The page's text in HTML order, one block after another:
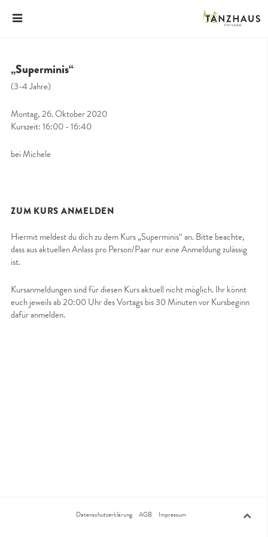
„Superminis“
(3-4 Jahre)
Montag, 26. Oktober 2020
Kurszeit: 16:00 - 16:40
bei Michele
ZUM KURS ANMELDEN
Hiermit meldest du dich zu dem Kurs „Superminis“ an. Bitte beachte,
dass aus aktuellen Anlass pro Person/Paar nur eine Anmeldung zulässig
ist.
Kursanmeldungen sind für diesen Kurs aktuell nicht möglich. Ihr könnt
euch jeweils ab 20:00 Uhr des Vortags bis 30 Minuten vor Kursbeginn
dafür anmelden.
Datenschutzerklärung AGB Impressum